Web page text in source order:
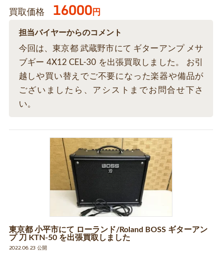
買取価格 16000円
担当バイヤーからのコメント
今回は、東京都 武蔵野市にて ギターアンプ メサ
ブギー 4X12 CEL-30 を出張買取しました。 お引
越しや買い替えでご不要になった楽器や備品が
ございましたら、アシストまでお問合せ下さ
い。
東京都 小平市にて ローランド/Roland BOSS ギターアン
プ 刀 KTN-50 を出張買取しました
2022.06.23 公開